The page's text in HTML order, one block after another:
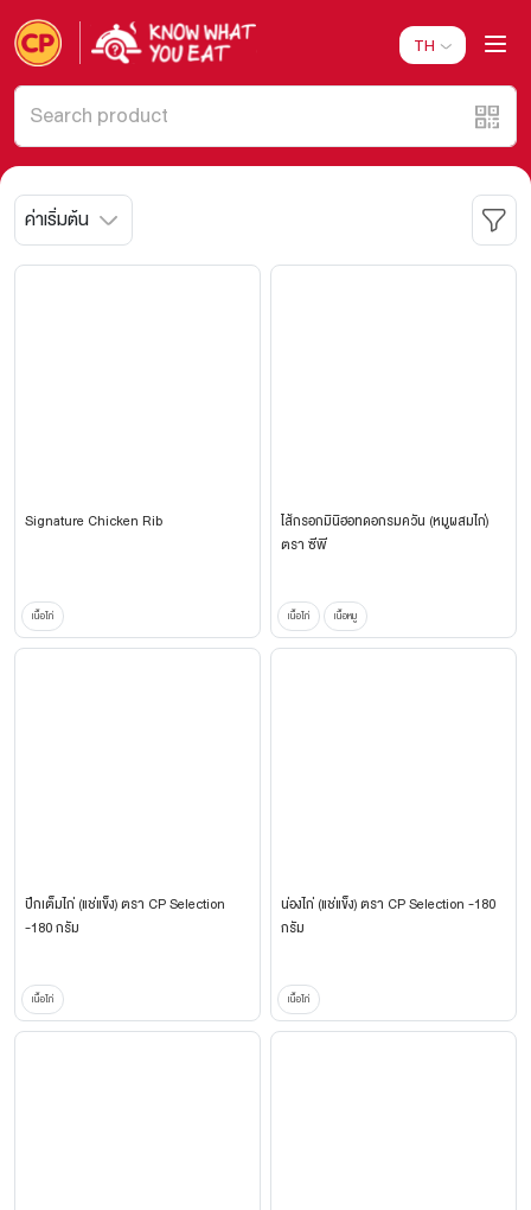
TH
ค่าเริ่มต้น
Signature Chicken Rib
เนื้อไก่
ไส้กรอกมินิฮอทดอกรมควัน (หมูผสมไก่)
ตรา ซีพี
เนื้อไก่ เนื้อหมู
ปีกเต็มไก่ (แช่แข็ง) ตรา CP Selection
-180 กรัม
เนื้อไก่
น่องไก่ (แช่แข็ง) ตรา CP Selection -180
กรัม
เนื้อไก่